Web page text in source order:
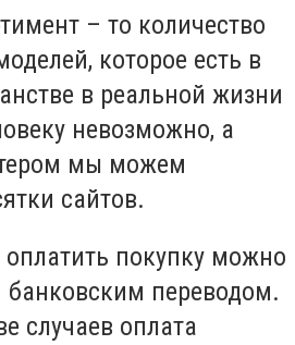
– то количество
которое есть в
в реальной жизни
невозможно, а
мы можем
сайтов.
покупку можно
банковским переводом.
случаев оплата